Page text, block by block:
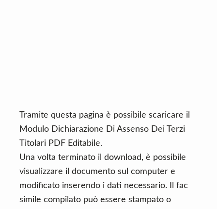
Tramite questa pagina è possibile scaricare il
Modulo Dichiarazione Di Assenso Dei Terzi
Titolari PDF Editabile.
Una volta terminato il download, è possibile
visualizzare il documento sul computer e
modificato inserendo i dati necessario. Il fac
simile compilato può essere stampato o